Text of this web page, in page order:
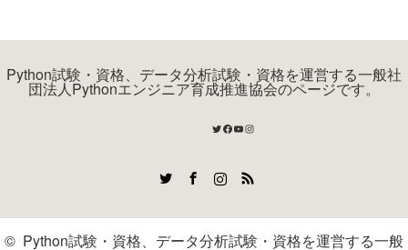
Python試験・資格、データ分析試験・資格を運営する一般社
団法人Pythonエンジニア育成推進協会のページです。
Twitter
Facebook
YouTube
Instagram
RSS
© Python試験・資格、データ分析試験・資格を運営する一般